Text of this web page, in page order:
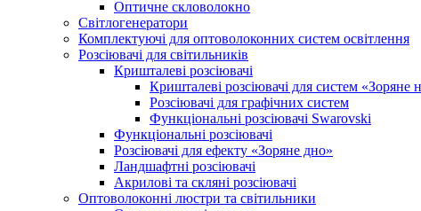
Оптичне скловолокно
Світлогенератори
Комплектуючі для оптоволоконних систем освітлення
Розсіювачі для світильників
Кришталеві розсіювачі
Кришталеві розсіювачі для систем «Зоряне
Розсіювачі для графічних систем
Функціональні розсіювачі Swarovski
Функціональні розсіювачі
Розсіювачі для ефекту «Зоряне дно»
Ландшафтні розсіювачі
Акрилові та скляні розсіювачі
Оптоволоконні люстри та світильники